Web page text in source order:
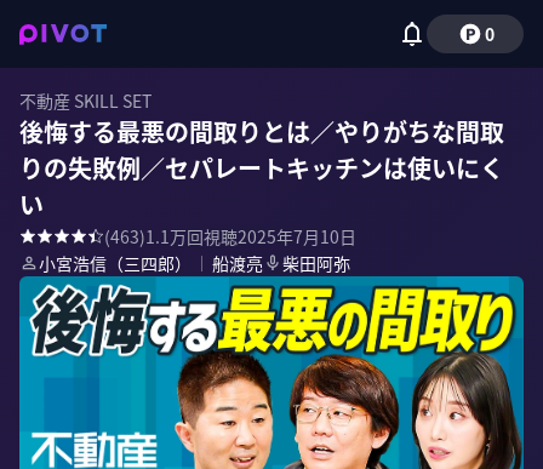
0
不動産 SKILL SET
後悔する最悪の間取りとは／やりがちな間取
りの失敗例／セパレートキッチンは使いにく
い
(463)1.1万回視聴2025年7月10日
小宮浩信（三四郎）
｜ 船渡亮 柴田阿弥